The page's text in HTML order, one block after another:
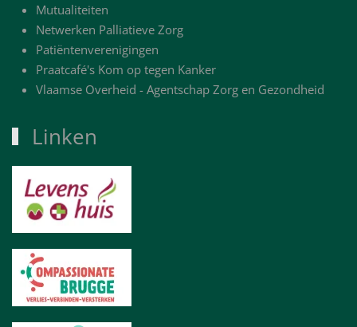
Mutualiteiten
Netwerken Palliatieve Zorg
Patiëntenverenigingen
Praatcafé's Kom op tegen Kanker
Vlaamse Overheid - Agentschap Zorg en Gezondheid
Linken